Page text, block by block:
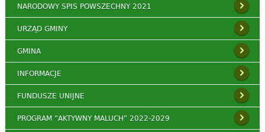
NARODOWY SPIS POWSZECHNY 2021
URZĄD GMINY
GMINA
INFORMACJE
FUNDUSZE UNIJNE
PROGRAM ”AKTYWNY MALUCH” 2022-2029